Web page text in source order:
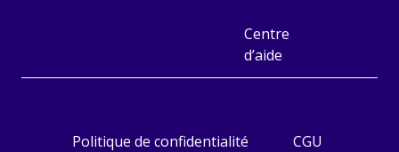
Centre
d’aide
Politique de confidentialité CGU